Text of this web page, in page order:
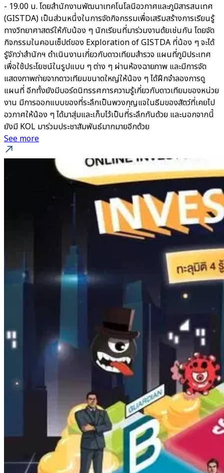
- 19.00 น. โดยสำนักงานพัฒนาเทคโนโลนีอวกาศและภูมิสารสนเทศ
(GISTDA) เป็นส่วนหนึ่งในการจัดกิจกรรมเพื่อเสริมสร้างการเรียนรู้
ทางวิทยาศาสตร์ให้กับน้อง ๆ นักเรียนที่มาร่วมงานด้ยเช่นกัน โดยจัด
กิจกรรมในคอนเซ็ปต์ของ Exploration of GISTDA ที่น้อง ๆ จะได้
รูัจักว่าสำนักฯ ดำเนินงานเกี่ยวกับดาวเทียมสำรวจ แผนที่ภูมิประเทศ
เพื่อใช้ประโยชน์ในรูปแบบ ๆ ต่าง ๆ ผ่านห้องฉายภาพ และมีการจัด
แสดงภาพถ่ายจากดาวเทียมขนาดใหญ่ให้น้อง ๆ ได้ฝึกจำลองการดู
แผนที่ อีกทั้งยังมีบอร์ดนิทรรศการความรู้เกี่ยวกับดาวเทียมของหน่วย
งาน มีการออกแบบของที่ระลึกเป็นพวงกุญแจในธีมของสัตว์ที่เคยไป
อวกาศให้น้อง ๆ ได้มาสุ่มและเก็บไว้เป็นที่ระลึกกันด้วย และนอกจากนี้
ยังมี KOL มาร่วมประชาสัมพันธ์มากมายอีกด้วย
See more